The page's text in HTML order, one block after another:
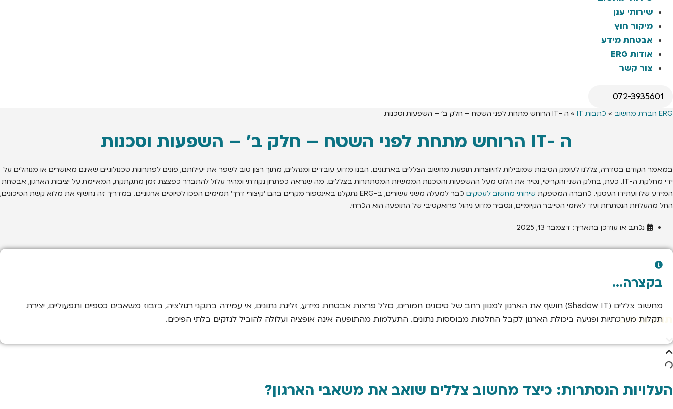
שירותי ענן
מיקור חוץ
אבטחת מידע
אודות ERG
צור קשר
072-3935601
ERG חברת מחשוב » כתבות IT » ה -IT הרוחש מתחת לפני השטח – חלק ב’ – השפעות וסכנות
ה -IT הרוחש מתחת לפני השטח – חלק ב' – השפעות וסכנות
במאמר הקודם בסדרה, צללנו לעומק הסיבות שמובילות להיווצרות תופעת מחשוב הצללים בארגונים. הבנו מדוע עובדים ומנהלים, מתוך רצון טוב לשפר את יעילותם, פונים לפתרונות טכנולוגיים שאינם מאושרים או מנוהלים על
ידי מחלקת ה-IT. כעת, בחלק השני והקריטי, נסיר את הלוט מעל ההשפעות והסכנות הממשיות המסתתרות בצללים. מה שנראה כפתרון נקודתי ומהיר עלול להתברר כפצצת זמן מתקתקת, המאיימת על יציבות הארגון, אבטחת
המידע שלו ועתידו העסקי. כחברה המספקת שירותי מחשוב לעסקים
כבר למעלה משני עשורים, ב-ERG נתקלנו באינספור מקרים בהם 'קיצורי דרך' תמימים הפכו לסיוטים ארגוניים. במדריך זה נחשוף את מלוא קשת הסיכונים,
החל מהעלויות הנסתרות ועד לאיומי הסייבר הקיומיים, ונסביר מדוע ניהול פרואקטיבי של התופעה הוא הכרחי.
נכתב או עודכן בתאריך: דצמבר 13, 2025
בקצרה...
מחשוב צללים (Shadow IT) חושף את הארגון למגוון רחב של סיכונים חמורים, כולל פרצות אבטחת מידע, זליגת נתונים, אי עמידה בתקני רגולציה, בזבוז משאבים כספיים ותפעוליים, יצירת
תקלות מערכתיות ופגיעה ביכולת הארגון לקבל החלטות מבוססות נתונים. התעלמות מהתופעה אינה אופציה ועלולה להוביל לנזקים בלתי הפיכים.
תוכן עניינים
העלויות הנסתרות: כיצד מחשוב צללים שואב את משאבי הארגון?